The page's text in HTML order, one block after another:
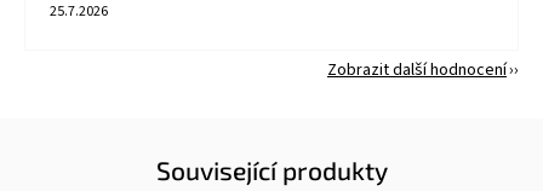
25.7.2026
Zobrazit další hodnocení
Související produkty